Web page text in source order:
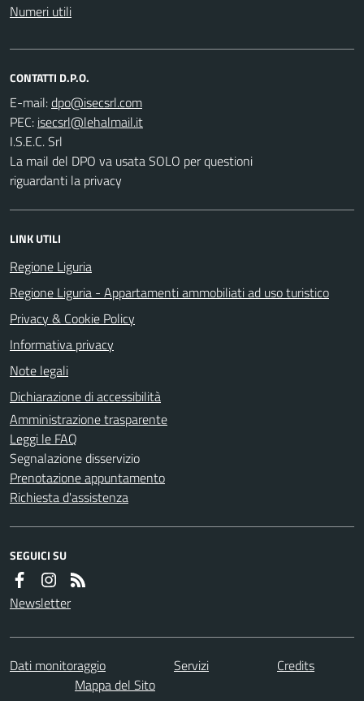
Numeri utili
CONTATTI D.P.O.
E-mail:
PEC:
I.S.E.C. Srl
La mail del DPO va usata SOLO per questioni
riguardanti la privacy
LINK UTILI
Regione Liguria
Regione Liguria - Appartamenti ammobiliati ad uso turistico
Privacy & Cookie Policy
Informativa privacy
Note legali
Dichiarazione di accessibilità
Amministrazione trasparente
Leggi le FAQ
Segnalazione disservizio
Prenotazione appuntamento
Richiesta d'assistenza
SEGUICI SU
Newsletter
Dati monitoraggio Servizi
Credits
Mappa del Sito